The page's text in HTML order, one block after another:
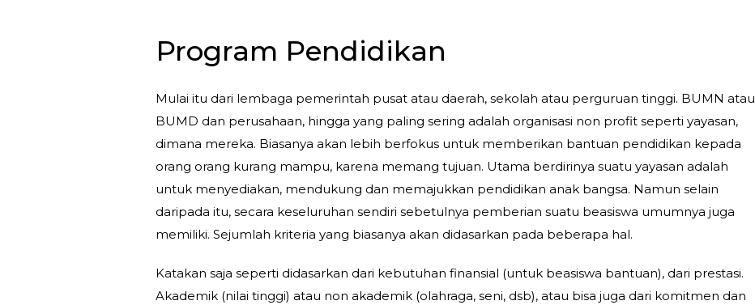
Program Pendidikan
Mulai itu dari lembaga pemerintah pusat atau daerah, sekolah atau perguruan tinggi. BUMN atau
BUMD dan perusahaan, hingga yang paling sering adalah organisasi non profit seperti yayasan,
dimana mereka. Biasanya akan lebih berfokus untuk memberikan bantuan pendidikan kepada
orang orang kurang mampu, karena memang tujuan. Utama berdirinya suatu yayasan adalah
untuk menyediakan, mendukung dan memajukkan pendidikan anak bangsa. Namun selain
daripada itu, secara keseluruhan sendiri sebetulnya pemberian suatu beasiswa umumnya juga
memiliki. Sejumlah kriteria yang biasanya akan didasarkan pada beberapa hal.
Katakan saja seperti didasarkan dari kebutuhan finansial (untuk beasiswa bantuan), dari prestasi.
Akademik (nilai tinggi) atau non akademik (olahraga, seni, dsb), atau bisa juga dari komitmen dan